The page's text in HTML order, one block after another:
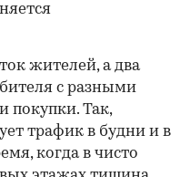
жителей, а два
с разными
покупки. Так,
трафик в будни и в
когда в чисто